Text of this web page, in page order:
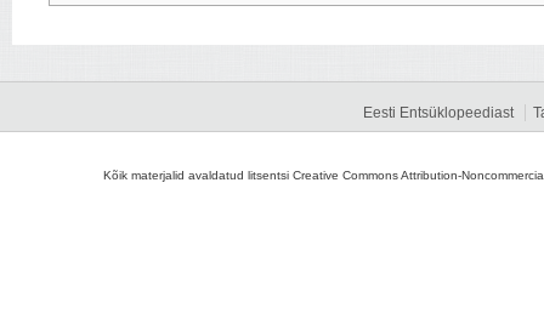
Eesti Entsüklopeediast
Kõik materjalid avaldatud litsentsi Creative Commons Attribution-